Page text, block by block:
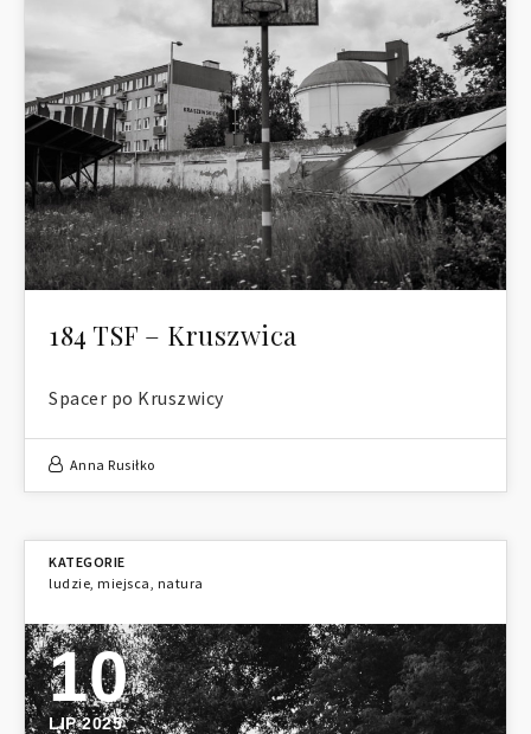
184 TSF – Kruszwica
Spacer po Kruszwicy
Anna Rusiłko
ludzie miejsca natura
10
LIP 2025